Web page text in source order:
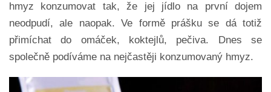
hmyz konzumovat tak, že jej jídlo na první dojem
neodpudí, ale naopak. Ve formě prášku se dá totiž
přimíchat do omáček, koktejlů, pečiva. Dnes se
společně podíváme na nejčastěji konzumovaný hmyz.